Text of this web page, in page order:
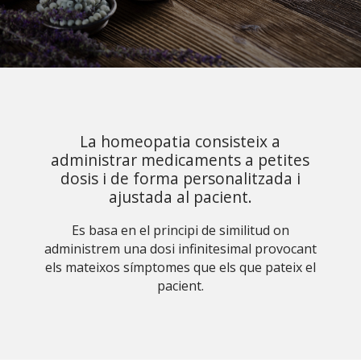
La homeopatia consisteix a
administrar medicaments a petites
dosis i de forma personalitzada i
ajustada al pacient.
Es basa en el principi de similitud on
administrem una dosi infinitesimal provocant
els mateixos símptomes que els que pateix el
pacient.